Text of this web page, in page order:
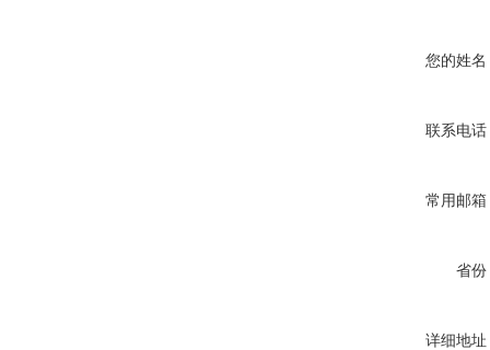
您的姓名
联系电话
常用邮箱
省份
详细地址